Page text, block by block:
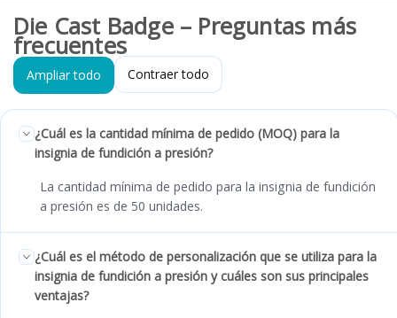
Die Cast Badge – Preguntas más
frecuentes
Ampliar todo Contraer todo
¿Cuál es la cantidad mínima de pedido (MOQ) para la
insignia de fundición a presión?
La cantidad mínima de pedido para la insignia de fundición
a presión es de 50 unidades.
¿Cuál es el método de personalización que se utiliza para la
insignia de fundición a presión y cuáles son sus principales
ventajas?